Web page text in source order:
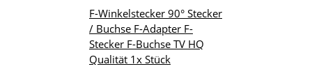
F-Winkelstecker 90° Stecker
/ Buchse F-Adapter F-
Stecker F-Buchse TV HQ
Qualität 1x Stück